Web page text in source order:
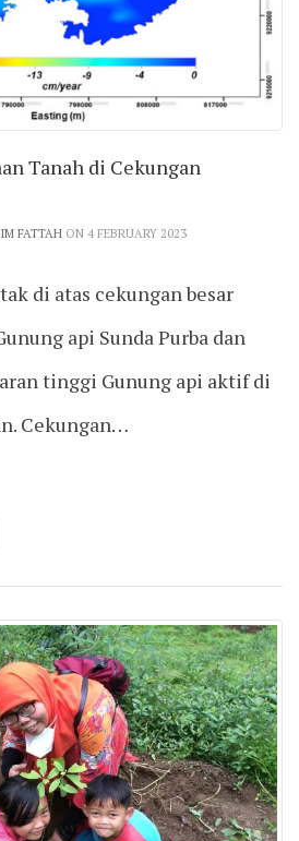
Tanah di Cekungan
FATTAH ON 4 FEBRUARY 2023
di atas cekungan besar
api Sunda Purba dan
tinggi Gunung api aktif di
Cekungan…